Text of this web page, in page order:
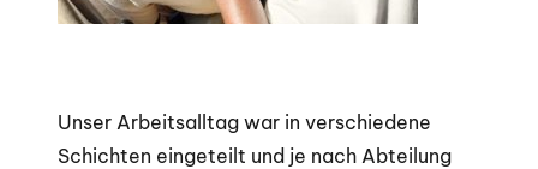
Unser Arbeitsalltag war in verschiedene
Schichten eingeteilt und je nach Abteilung